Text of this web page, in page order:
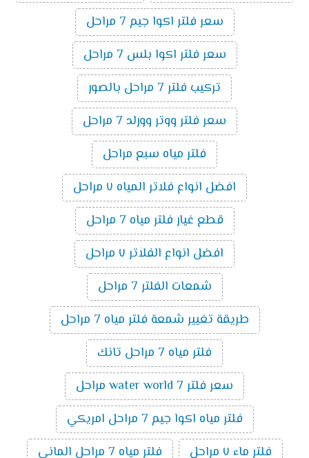
سعر فلتر اكوا جيم 7 مراحل
سعر فلتر اكوا بلس 7 مراحل
تركيب فلتر 7 مراحل بالصور
سعر فلتر ووتر وورلد 7 مراحل
فلتر مياه سبع مراحل
افضل انواع فلاتر المياه ٧ مراحل
قطع غيار فلتر مياه 7 مراحل
افضل انواع الفلاتر ٧ مراحل
شمعات الفلتر 7 مراحل
طريقة تغيير شمعة فلتر مياه 7 مراحل
فلتر مياه 7 مراحل تانك
سعر فلتر water world 7 مراحل
فلتر مياه اكوا جيم 7 مراحل امريكي
فلتر ماء ٧ مراحل
فلتر مياه 7 مراحل الماني